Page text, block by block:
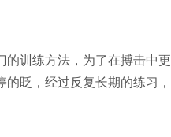
训练方法，为了在搏击中
眨，经过反复长期的练习